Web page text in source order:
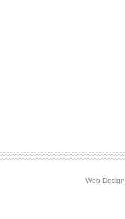
Web Design